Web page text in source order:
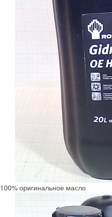
100% оригинальное масло